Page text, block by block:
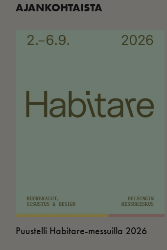
AJANKOHTAISTA
Puustelli Habitare-messuilla 2026